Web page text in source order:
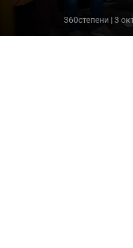
360степени | 3